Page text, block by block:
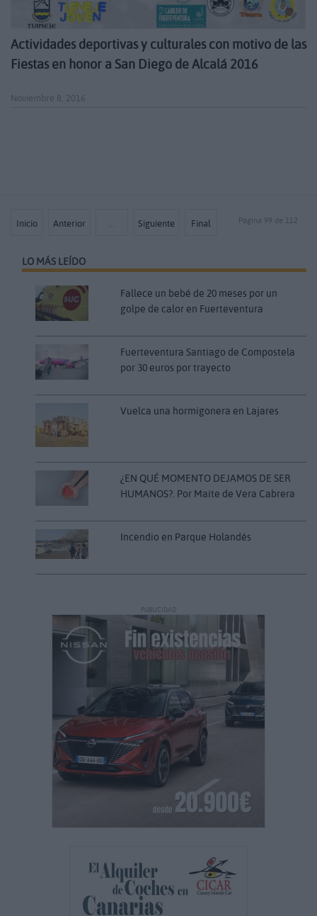
Actividades deportivas y culturales con motivo de las
Fiestas en honor a San Diego de Alcalá 2016
Noviembre 8, 2016
Inicio Anterior … Siguiente Final Página 99 de 112
LO MÁS LEÍDO
Fallece un bebé de 20 meses por un
golpe de calor en Fuerteventura
Fuerteventura Santiago de Compostela
por 30 euros por trayecto
Vuelca una hormigonera en Lajares
¿EN QUÉ MOMENTO DEJAMOS DE SER
HUMANOS?. Por Maite de Vera Cabrera
Incendio en Parque Holandés
PUBLICIDAD